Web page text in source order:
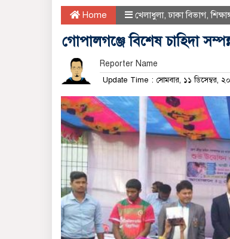
Home খেলাধুলা,ঢাকা বিভাগ,
গোপালগঞ্জে বিশেষ চাহিদা
Reporter Name
Update Time : সোমবার, ১১ ডিসেম্বর,